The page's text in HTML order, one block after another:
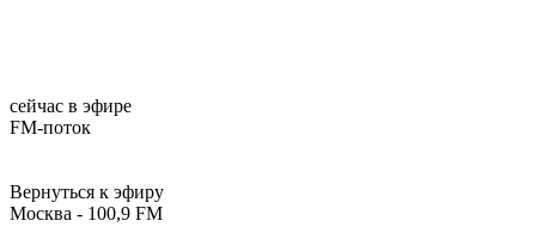
сейчас в эфире
FM-поток
Вернуться к эфиру
Москва - 100,9 FM